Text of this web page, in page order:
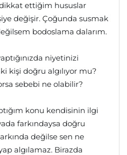
ettiğim hususlar
değişir. Çoğunda susmak
bodoslama dalarım.
niyetinizi
kişi doğru algılıyor mu?
sebebi ne olabilir?
konu kendisinin ilgi
farkındaysa doğru
değilse sen ne
algılamaz. Birazda